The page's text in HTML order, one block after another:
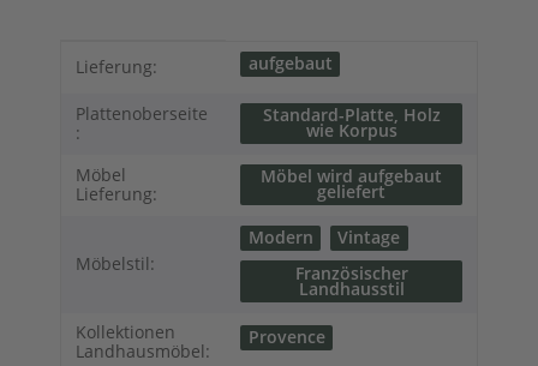
Produkteigenschaft
Wert
Lieferung: aufgebaut
Plattenoberseite
:
Standard-Platte, Holz
wie Korpus
Möbel
Lieferung:
Möbel wird aufgebaut
geliefert
Möbelstil:
Modern
Vintage
Französischer
Landhausstil
Kollektionen
Landhausmöbel:
Provence